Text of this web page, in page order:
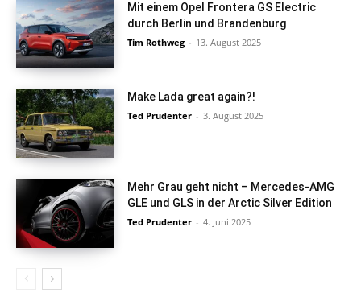
Mit einem Opel Frontera GS Electric
durch Berlin und Brandenburg
Tim Rothweg - 13. August 2025
Make Lada great again?!
Ted Prudenter - 3. August 2025
Mehr Grau geht nicht – Mercedes-AMG
GLE und GLS in der Arctic Silver Edition
Ted Prudenter - 4. Juni 2025